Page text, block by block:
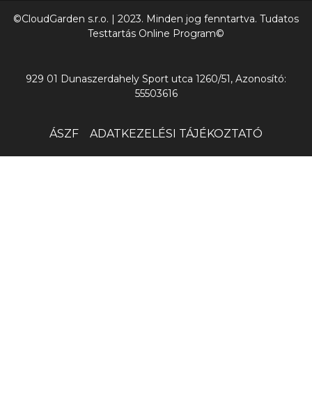
©CloudGarden s.r.o. | 2023. Minden jog fenntartva. Tudatos
Testtartás Online Program©
929 01 Dunaszerdahely Sport utca 1260/51, Azonosító:
55503616
ÁSZF ADATKEZELÉSI TÁJÉKOZTATÓ